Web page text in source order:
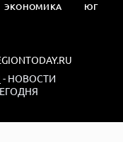
ЭКОНОМИКА ЮГ
- НОВОСТИ